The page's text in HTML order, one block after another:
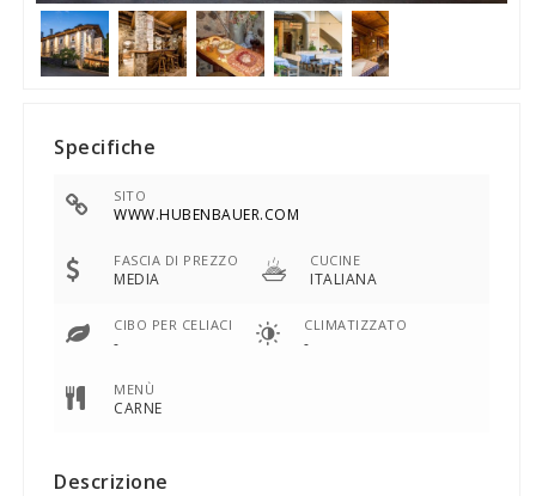
Specifiche
SITO
WWW.HUBENBAUER.COM
FASCIA DI PREZZO
MEDIA
CUCINE
ITALIANA
CIBO PER CELIACI
-
CLIMATIZZATO
-
MENÙ
CARNE
Descrizione